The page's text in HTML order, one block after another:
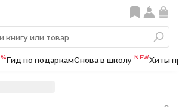
%Гид по подаркамСнова в школу NEWХиты